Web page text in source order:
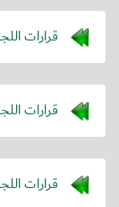
قرارات
قرارات
قرارات